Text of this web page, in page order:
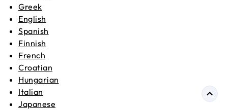
Greek
English
Spanish
Finnish
French
Croatian
Hungarian
Italian
Japanese